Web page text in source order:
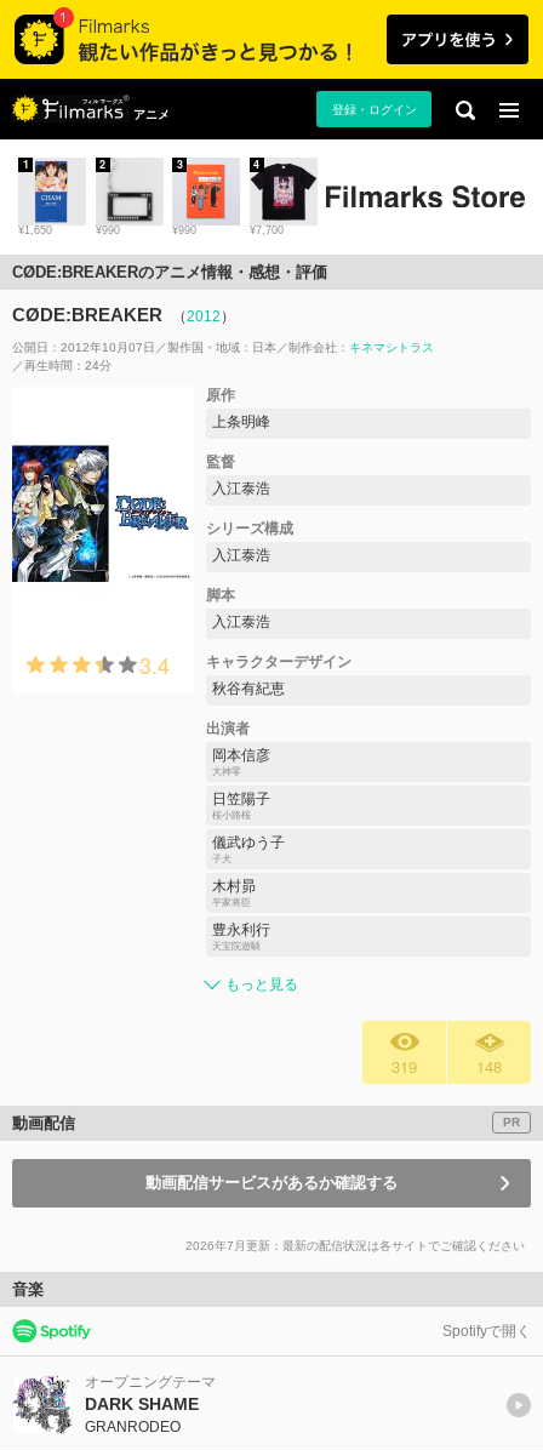
アニメ 登録・ログイン
¥1,650
1
¥990
2
¥990
3
¥7,700
4
CØDE:BREAKERのアニメ情報・感想・評価
CØDE:BREAKER （2012 ）
公開日：2012年10月07日 製作国・地域： 日本 制作会社： キネマシトラス
再生時間：24分
3.4
原作
上条明峰
監督
入江泰浩
シリーズ構成
入江泰浩
脚本
入江泰浩
キャラクターデザイン
秋谷有紀恵
出演者
岡本信彦
大神零
日笠陽子
桜小路桜
儀武ゆう子
子犬
木村昴
平家将臣
豊永利行
天宝院遊騎
もっと見る
319 148
動画配信 PR
動画配信サービスがあるか確認する
2026年7月更新：最新の配信状況は各サイトでご確認ください
音楽
Spotifyで開く
オープニングテーマ
DARK SHAME
GRANRODEO